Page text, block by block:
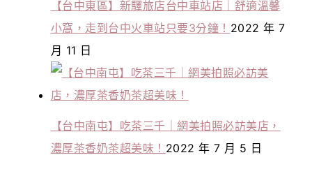
【台中東區】新驛旅店台中車站店｜舒適溫馨
小窩，走到台中火車站只要3分鐘！ 2022 年 7
月 11 日
【台中南屯】吃茶三千｜網美拍照必訪美店，
濃厚茶香奶茶超美味！ 2022 年 7 月 5 日